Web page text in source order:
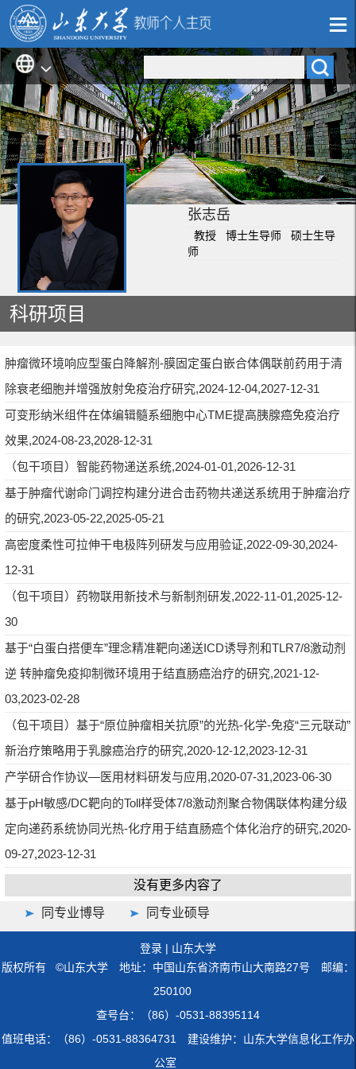
张志岳
教授 博士生导师 硕士生导
师
科研项目
肿瘤微环境响应型蛋白降解剂-膜固定蛋白嵌合体偶联前药用于清
除衰老细胞并增强放射免疫治疗研究,2024-12-04,2027-12-31
可变形纳米组件在体编辑髓系细胞中心TME提高胰腺癌免疫治疗
效果,2024-08-23,2028-12-31
（包干项目）智能药物递送系统,2024-01-01,2026-12-31
基于肿瘤代谢命门调控构建分进合击药物共递送系统用于肿瘤治疗
的研究,2023-05-22,2025-05-21
高密度柔性可拉伸干电极阵列研发与应用验证,2022-09-30,2024-
12-31
（包干项目）药物联用新技术与新制剂研发,2022-11-01,2025-12-
30
基于“白蛋白搭便车”理念精准靶向递送ICD诱导剂和TLR7/8激动剂
逆 转肿瘤免疫抑制微环境用于结直肠癌治疗的研究,2021-12-
03,2023-02-28
（包干项目）基于“原位肿瘤相关抗原”的光热-化学-免疫“三元联动”
新治疗策略用于乳腺癌治疗的研究,2020-12-12,2023-12-31
产学研合作协议—医用材料研发与应用,2020-07-31,2023-06-30
基于pH敏感/DC靶向的Toll样受体7/8激动剂聚合物偶联体构建分级
定向递药系统协同光热-化疗用于结直肠癌个体化治疗的研究,2020-
09-27,2023-12-31
没有更多内容了
同专业博导 同专业硕导
登录 | 山东大学
版权所有 ©山东大学 地址：中国山东省济南市山大南路27号 邮编：
250100
查号台：（86）-0531-88395114
值班电话：（86）-0531-88364731 建设维护：山东大学信息化工作办
公室